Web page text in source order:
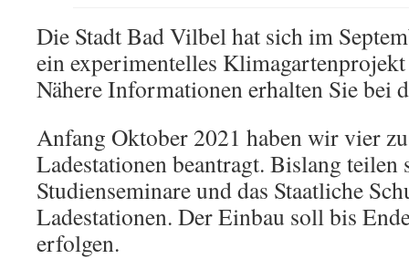
Die Stadt Bad Vilbel hat sich im
ein experimentelles
Nähere Informationen erhalten Sie bei
Anfang Oktober 2021 haben wir vier
Ladestationen beantragt. Bislang teilen
Studienseminare und das Staatliche
Ladestationen. Der Einbau soll bis
erfolgen.